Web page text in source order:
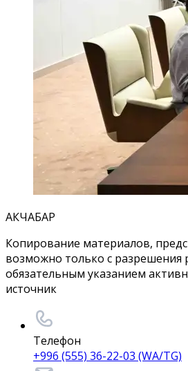
АКЧАБАР
Копирование материалов,
возможно только с разрешения
обязательным указанием
источник
Телефон
+996 (555) 36-22-03 (WA/TG)